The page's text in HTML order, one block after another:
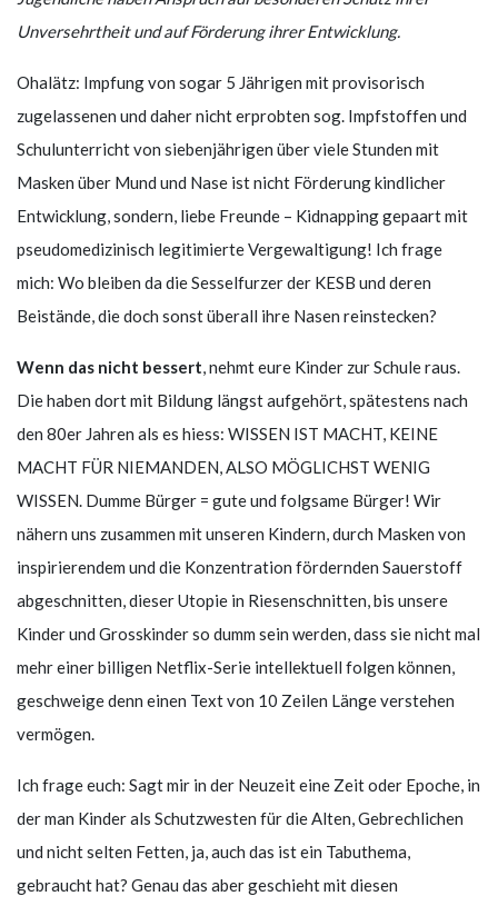
Unversehrtheit und auf Förderung ihrer Entwicklung.
Ohalätz: Impfung von sogar 5 Jährigen mit provisorisch
zugelassenen und daher nicht erprobten sog. Impfstoffen und
Schulunterricht von siebenjährigen über viele Stunden mit
Masken über Mund und Nase ist nicht Förderung kindlicher
Entwicklung, sondern, liebe Freunde – Kidnapping gepaart mit
pseudomedizinisch legitimierte Vergewaltigung! Ich frage
mich: Wo bleiben da die Sesselfurzer der KESB und deren
Beistände, die doch sonst überall ihre Nasen reinstecken?
Wenn das nicht bessert, nehmt eure Kinder zur Schule raus.
Die haben dort mit Bildung längst aufgehört, spätestens nach
den 80er Jahren als es hiess: WISSEN IST MACHT, KEINE
MACHT FÜR NIEMANDEN, ALSO MÖGLICHST WENIG
WISSEN. Dumme Bürger = gute und folgsame Bürger! Wir
nähern uns zusammen mit unseren Kindern, durch Masken von
inspirierendem und die Konzentration fördernden Sauerstoff
abgeschnitten, dieser Utopie in Riesenschnitten, bis unsere
Kinder und Grosskinder so dumm sein werden, dass sie nicht mal
mehr einer billigen Netflix-Serie intellektuell folgen können,
geschweige denn einen Text von 10 Zeilen Länge verstehen
vermögen.
Ich frage euch: Sagt mir in der Neuzeit eine Zeit oder Epoche, in
der man Kinder als Schutzwesten für die Alten, Gebrechlichen
und nicht selten Fetten, ja, auch das ist ein Tabuthema,
gebraucht hat? Genau das aber geschieht mit diesen